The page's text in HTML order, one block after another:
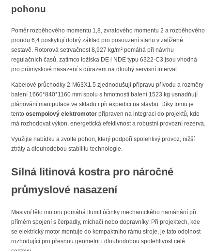
pohonu
Poměr rozběhového momentu 1,8, zvratového momentu 2 a rozběhového
proudu 6,4 poskytují dobrý základ pro posouzení startu v zatížené
sestavě. Rotorová setrvačnost 8,927 kg/m² pomáhá při návrhu
regulačních časů, zatímco ložiska DE i NDE typu 6322-C3 jsou vhodná
pro průmyslové nasazení s důrazem na dlouhý servisní interval.
Kabelové průchodky 2-M63X1.5 zjednodušují přípravu přívodu a rozměry
balení 1660*840*1160 mm spolu s hmotností balení 1523 kg usnadňují
plánování manipulace ve skladu i při expedici na stavbu. Díky tomu je
tento osempolový elektromotor připraven na integraci do projektů, kde
má rozhodovat výkon, energetická efektivnost a robustní provozní rezerva.
Využijte nabídku a zvolte pohon, který podpoří spolehlivý provoz, nižší
ztráty a dlouhodobou stabilitu technologie.
Silná litinová kostra pro náročné
průmyslové nasazení
Masivní tělo motoru pomáhá tlumit účinky mechanického namáhání při
přímém spojení s čerpadly, míchači nebo dopravníky. Při projektech, kde
se elektrický motor montuje do kompaktního rámu stroje, je tato odolnost
rozhodující pro přesnou geometrii i dlouhodobou spolehlivost celé